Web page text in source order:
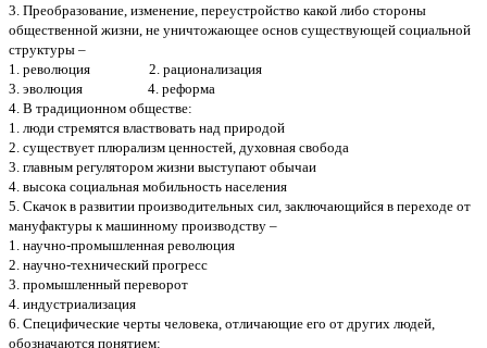
3. Преобразование, изменение, переустройство какой либо стороны
общественной жизни, не уничтожающее основ существующей социальной
структуры –
1. революция 2. рационализация
3. эволюция 4. реформа
4. В традиционном обществе:
1. люди стремятся властвовать над природой
2. существует плюрализм ценностей, духовная свобода
3. главным регулятором жизни выступают обычаи
4. высока социальная мобильность населения
5. Скачок в развитии производительных сил, заключающийся в переходе от
мануфактуры к машинному производству –
1. научно-промышленная революция
2. научно-технический прогресс
3. промышленный переворот
4. индустриализация
6. Специфические черты человека, отличающие его от других людей,
обозначаются понятием: